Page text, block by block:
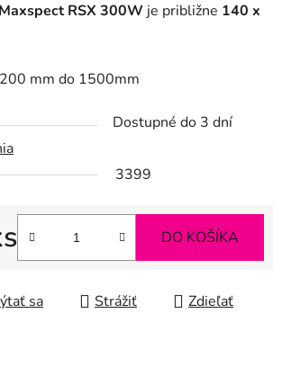
Maxspect RSX 300W je približne 140 x
mm do 1500mm
Dostupné do 3 dní
3399
DO KOŠÍKA
sa Strážiť Zdieľať